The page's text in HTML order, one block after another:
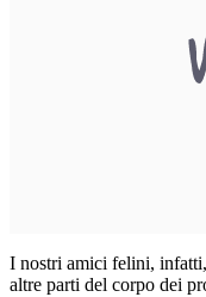
I nostri amici felini,
altre parti del corpo dei